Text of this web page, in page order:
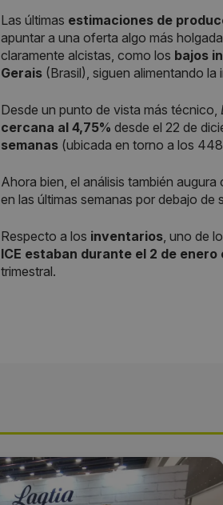
Las últimas estimaciones de
apuntar a una oferta algo más
claramente alcistas, como los bajos
Gerais (Brasil), siguen alimentando
Desde un punto de vista más técnico,
cercana al 4,75% desde el 22 de
semanas (ubicada en torno a los
Ahora bien, el análisis también augura
en las últimas semanas por debajo
Respecto a los inventarios , uno de
ICE estaban durante el 2 de
trimestral.